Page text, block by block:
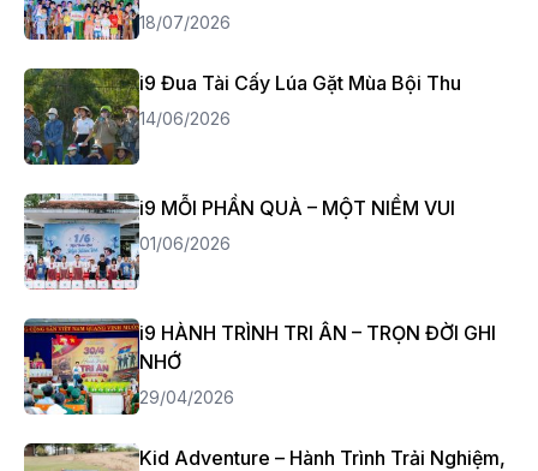
18/07/2026
i9 Đua Tài Cấy Lúa Gặt Mùa Bội Thu
14/06/2026
i9 MỖI PHẦN QUÀ – MỘT NIỀM VUI
01/06/2026
i9 HÀNH TRÌNH TRI ÂN – TRỌN ĐỜI GHI
NHỚ
29/04/2026
Kid Adventure – Hành Trình Trải Nghiệm,